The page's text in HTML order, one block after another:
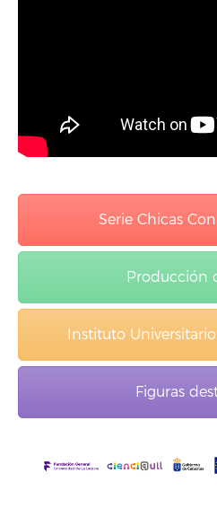
Serie Chicas
Producción
Instituto
Figuras